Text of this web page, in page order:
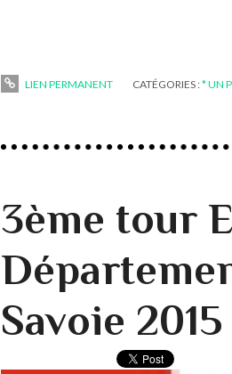
LIEN PERMANENT CATÉGORIES :* UN
3ème tour
Savoie 2015